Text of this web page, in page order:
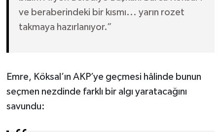
ve beraberindeki bir kısmı... yarın rozet
takmaya hazırlanıyor.”
Emre, Köksal’ın AKP’ye geçmesi hâlinde bunun
seçmen nezdinde farklı bir algı yaratacağını
savundu: